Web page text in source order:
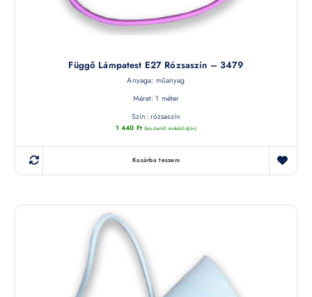
Függő Lámpatest E27 Rózsaszín – 3479
Anyaga: műanyag
Méret: 1 méter
Szín: rózsaszín
1 440 Ft (készletről érdeklődjön)
Kosárba teszem